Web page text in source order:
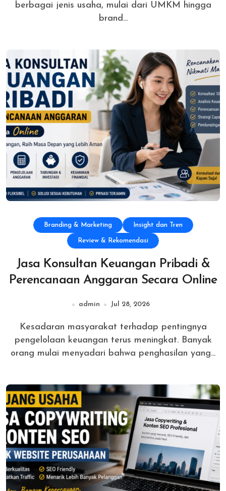
berbagai jenis usaha, mulai dari UMKM hingga
brand...
Branding & Marketing Insight dan Tren
Review & Rekomendasi
Jasa Konsultan Keuangan Pribadi &
Perencanaan Anggaran Secara Online
admin Jul 28, 2026
Kesadaran masyarakat terhadap pentingnya
pengelolaan keuangan terus meningkat. Banyak
orang mulai menyadari bahwa penghasilan yang...